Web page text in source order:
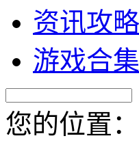
资讯攻略
游戏合集
您的位置：